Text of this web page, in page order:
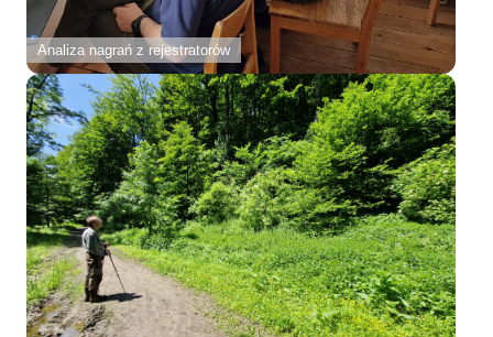
Analiza nagrań z rejestratorów